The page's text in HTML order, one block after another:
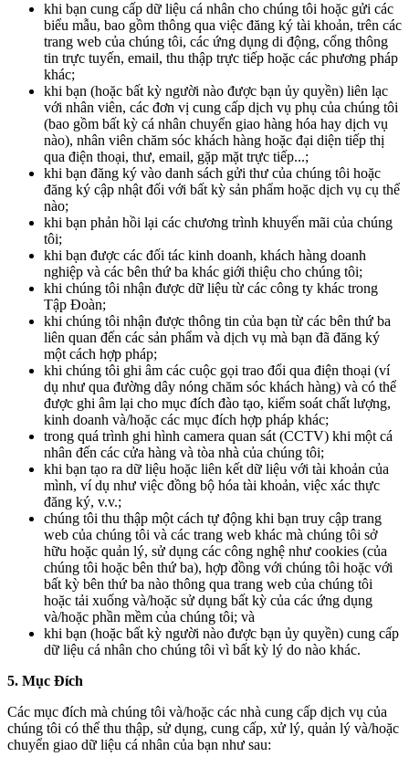
khi bạn cung cấp dữ liệu cá nhân cho chúng tôi hoặc gửi các
biểu mẫu, bao gồm thông qua việc đăng ký tài khoản, trên các
trang web của chúng tôi, các ứng dụng di động, cổng thông
tin trực tuyến, email, thu thập trực tiếp hoặc các phương pháp
khác;
khi bạn (hoặc bất kỳ người nào được bạn ủy quyền) liên lạc
với nhân viên, các đơn vị cung cấp dịch vụ phụ của chúng tôi
(bao gồm bất kỳ cá nhân chuyển giao hàng hóa hay dịch vụ
nào), nhân viên chăm sóc khách hàng hoặc đại diện tiếp thị
qua điện thoại, thư, email, gặp mặt trực tiếp...;
khi bạn đăng ký vào danh sách gửi thư của chúng tôi hoặc
đăng ký cập nhật đối với bất kỳ sản phẩm hoặc dịch vụ cụ thể
nào;
khi bạn phản hồi lại các chương trình khuyến mãi của chúng
tôi;
khi bạn được các đối tác kinh doanh, khách hàng doanh
nghiệp và các bên thứ ba khác giới thiệu cho chúng tôi;
khi chúng tôi nhận được dữ liệu từ các công ty khác trong
Tập Đoàn;
khi chúng tôi nhận được thông tin của bạn từ các bên thứ ba
liên quan đến các sản phẩm và dịch vụ mà bạn đã đăng ký
một cách hợp pháp;
khi chúng tôi ghi âm các cuộc gọi trao đổi qua điện thoại (ví
dụ như qua đường dây nóng chăm sóc khách hàng) và có thể
được ghi âm lại cho mục đích đào tạo, kiểm soát chất lượng,
kinh doanh và/hoặc các mục đích hợp pháp khác;
trong quá trình ghi hình camera quan sát (CCTV) khi một cá
nhân đến các cửa hàng và tòa nhà của chúng tôi;
khi bạn tạo ra dữ liệu hoặc liên kết dữ liệu với tài khoản của
mình, ví dụ như việc đồng bộ hóa tài khoản, việc xác thực
đăng ký, v.v.;
chúng tôi thu thập một cách tự động khi bạn truy cập trang
web của chúng tôi và các trang web khác mà chúng tôi sở
hữu hoặc quản lý, sử dụng các công nghệ như cookies (của
chúng tôi hoặc bên thứ ba), hợp đồng với chúng tôi hoặc với
bất kỳ bên thứ ba nào thông qua trang web của chúng tôi
hoặc tải xuống và/hoặc sử dụng bất kỳ của các ứng dụng
và/hoặc phần mềm của chúng tôi; và
khi bạn (hoặc bất kỳ người nào được bạn ủy quyền) cung cấp
dữ liệu cá nhân cho chúng tôi vì bất kỳ lý do nào khác.
5. Mục Đích
Các mục đích mà chúng tôi và/hoặc các nhà cung cấp dịch vụ của
chúng tôi có thể thu thập, sử dụng, cung cấp, xử lý, quản lý và/hoặc
chuyển giao dữ liệu cá nhân của bạn như sau: